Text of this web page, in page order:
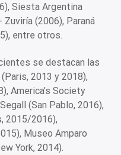
Siesta Argentina
Zuviría (2006), Paraná
entre otros.
se destacan las
2013 y 2018),
America’s Society
(San Pablo, 2016),
2015/2016),
Museo Amparo
York, 2014).